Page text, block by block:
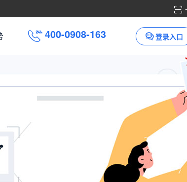
400-0908-163 登录入口